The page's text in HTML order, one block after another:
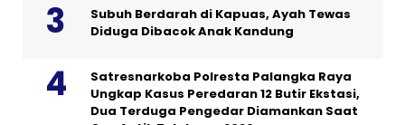
Subuh Berdarah di Kapuas, Ayah Tewas
Diduga Dibacok Anak Kandung
Satresnarkoba Polresta Palangka Raya
Ungkap Kasus Peredaran 12 Butir Ekstasi,
Dua Terduga Pengedar Diamankan Saat